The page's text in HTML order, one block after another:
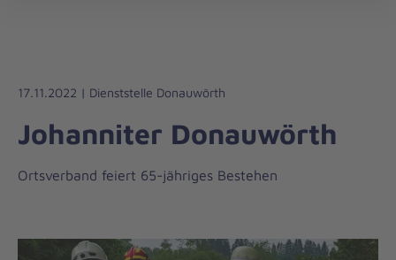
Liebe
Leben
17.11.2022 | Dienststelle Donauwörth
Johanniter Donauwörth
Ortsverband feiert 65-jähriges Bestehen